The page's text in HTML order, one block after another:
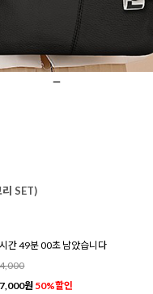
리 SET)
간 48분 58초 남았습니다
원 50%할인